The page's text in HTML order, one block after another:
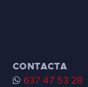
CONTACTA
637 47 53 28